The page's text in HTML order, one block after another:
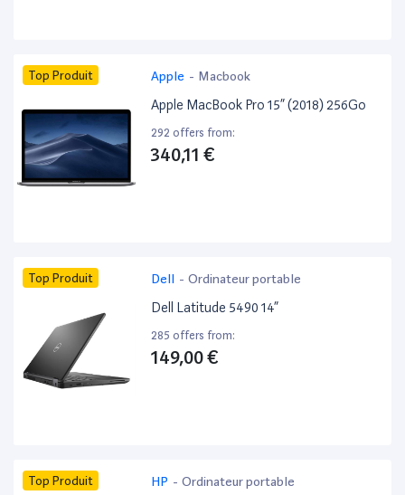
Top Produit Apple - Macbook
Apple MacBook Pro 15” (2018) 256Go
292 offers from:
340,11 €
Top Produit Dell - Ordinateur portable
Dell Latitude 5490 14”
285 offers from:
149,00 €
Top Produit HP - Ordinateur portable